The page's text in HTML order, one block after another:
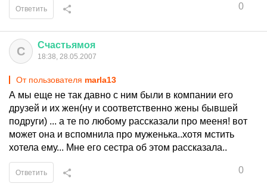
0
Ответить
С Счастьямоя
18:38, 28.05.2007
От пользователя marla13
А мы еще не так давно с ним были в компании его
друзей и их жен(ну и соответственно жены бывшей
подруги) ... а те по любому рассказали про мееня! вот
может она и вспомнила про муженька..хотя мстить
хотела ему... Мне его сестра об этом рассказала..
0
Ответить